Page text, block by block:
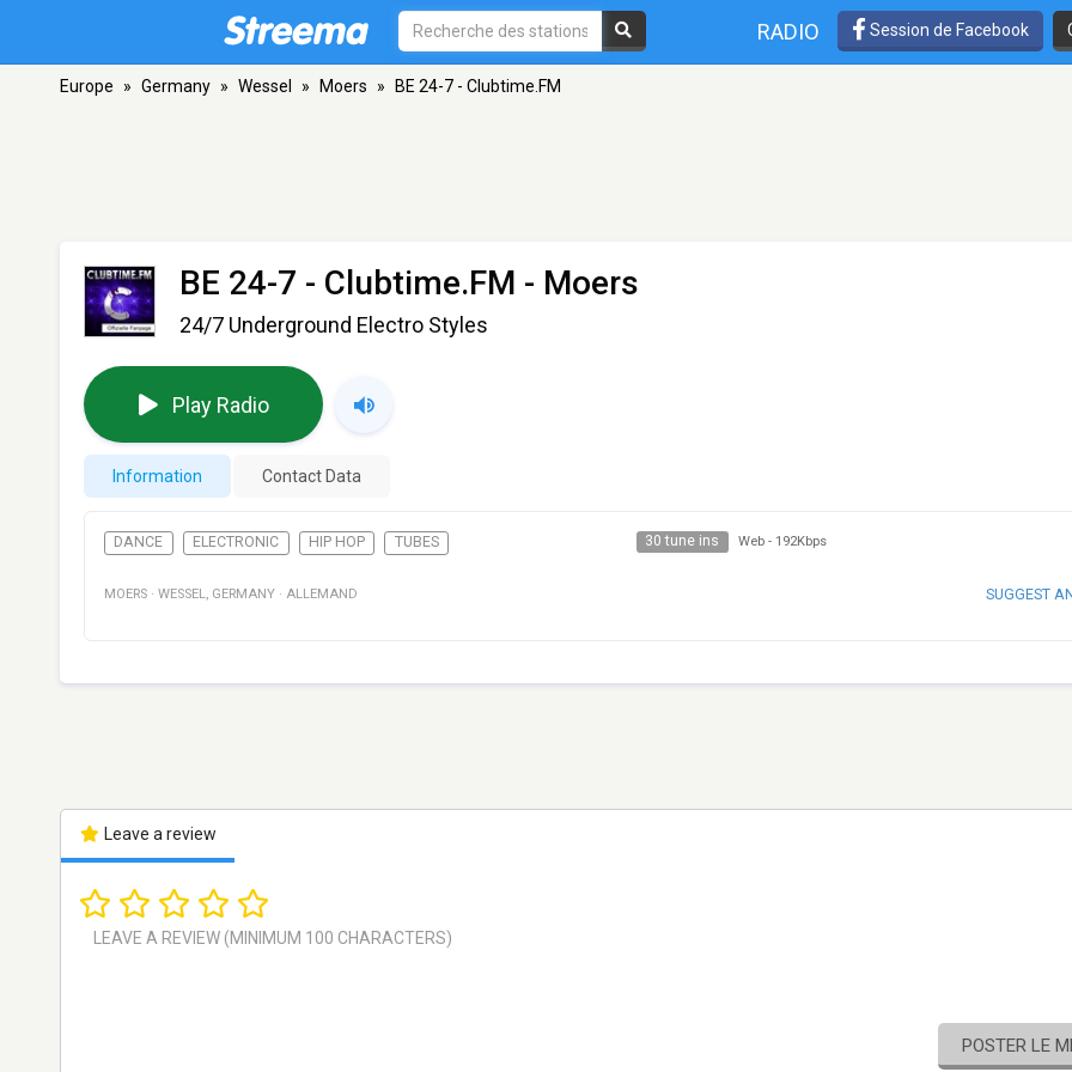
RADIO Session de Facebook
Europe » Germany » Wessel » Moers » BE 24-7 - Clubtime.FM
BE 24-7 - Clubtime.FM - Moers
24/7 Underground Electro Styles
Play Radio
Information Contact Data
DANCE ELECTRONIC HIP HOP TUBES 30 tune ins Web - 192Kbps
MOERS · WESSEL, GERMANY · ALLEMAND SUGGEST
Leave a review
POSTER LE